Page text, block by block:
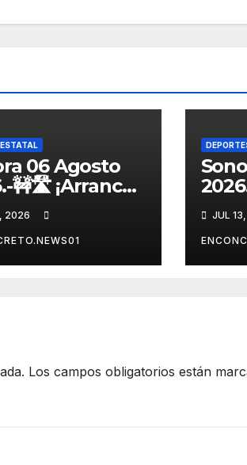
06 Agosto
🚧🛣️ ¡Arranca
obra
en
🏗️
2026 JUL
Los campos obligatorios están